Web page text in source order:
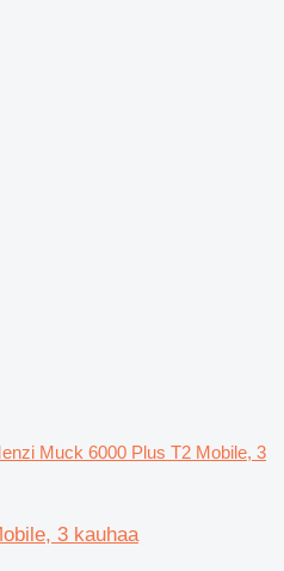
Muck 6000 Plus T2 Mobile, 3
3 kauhaa